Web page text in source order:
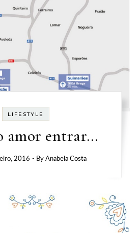
LIFESTYLE
amor entrar…
2016 - ByAnabela Costa